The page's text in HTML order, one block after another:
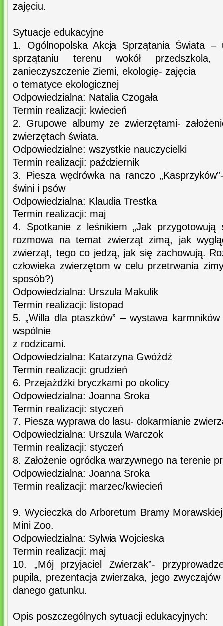
zajęciu.
Sytuacje edukacyjne
1. Ogólnopolska Akcja Sprzątania Świata –
sprzątaniu terenu wokół
zanieczyszczenie Ziemi, ekologię- zajęcia
o tematyce ekologicznej
Odpowiedzialna: Natalia Czogała
Termin realizacji: kwiecień
2. Grupowe albumy ze zwierzętami-
zwierzętach świata.
Odpowiedzialne: wszystkie nauczycielki
Termin realizacji: październik
3. Piesza wędrówka na ranczo
świni i psów
Odpowiedzialna: Klaudia Trestka
Termin realizacji: maj
4. Spotkanie z leśnikiem „Jak przygotowują
rozmowa na temat zwierząt zimą, jak
zwierząt, tego co jedzą, jak się zachowują.
człowieka zwierzętom w celu przetrwania
sposób?)
Odpowiedzialna: Urszula Makulik
Termin realizacji: listopad
5. „Willa dla ptaszków” – wystawa
wspólnie
z rodzicami.
Odpowiedzialna: Katarzyna Gwóźdź
Termin realizacji: grudzień
6. Przejażdżki bryczkami po okolicy
Odpowiedzialna: Joanna Sroka
Termin realizacji: styczeń
7. Piesza wyprawa do lasu- dokarmianie
Odpowiedzialna: Urszula Warczok
Termin realizacji: styczeń
8. Założenie ogródka warzywnego na terenie
Odpowiedzialna: Joanna Sroka
Termin realizacji: marzec/kwiecień
9. Wycieczka do Arboretum Bramy
Mini Zoo.
Odpowiedzialna: Sylwia Wojcieska
Termin realizacji: maj
10. „Mój przyjaciel Zwierzak”-
pupila, prezentacja zwierzaka, jego
danego gatunku.
Opis poszczególnych sytuacji edukacyjnych: